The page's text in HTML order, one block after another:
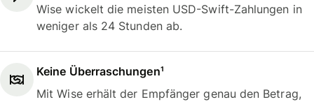
Wise wickelt die meisten USD-Swift-Zahlungen in
weniger als 24 Stunden ab.
Keine Überraschungen¹
Mit Wise erhält der Empfänger genau den Betrag,